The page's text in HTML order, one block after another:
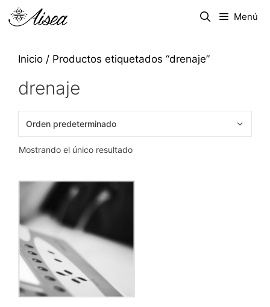
Menú
Inicio / Productos etiquetados “drenaje”
drenaje
Mostrando el único resultado